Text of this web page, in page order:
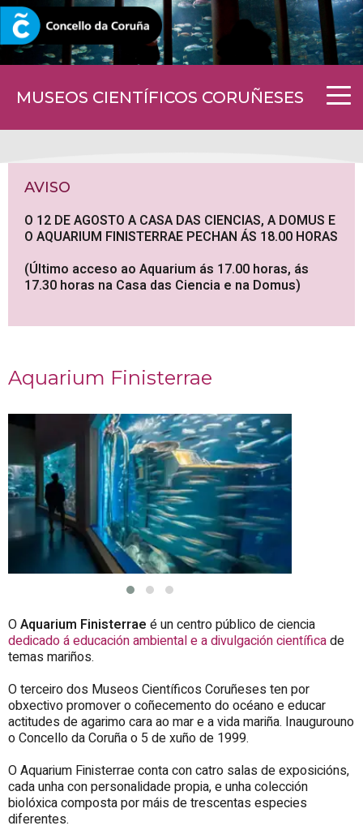
MUSEOS CIENTÍFICOS CORUÑESES
CORUNA.GAL
AVISO
O 12 DE AGOSTO A CASA DAS CIENCIAS, A DOMUS E
O AQUARIUM FINISTERRAE PECHAN ÁS 18.00 HORAS
(Último acceso ao Aquarium ás 17.00 horas, ás
17.30 horas na Casa das Ciencia e na Domus)
Aquarium Finisterrae
OAquarium Finisterrae é un centro público de ciencia
dedicado á educación ambiental e a divulgación científicade
temas mariños.
O terceiro dos Museos Científicos Coruñeses ten por
obxectivo promover o coñecemento do océano e educar
actitudes de agarimo cara ao mar e a vida mariña. Inaugurouno
o Concello da Coruña o 5 de xuño de 1999.
O Aquarium Finisterrae conta con catro salas de exposicións,
cada unha con personalidade propia, e unha colección
biolóxica composta por máis de trescentas especies
diferentes.